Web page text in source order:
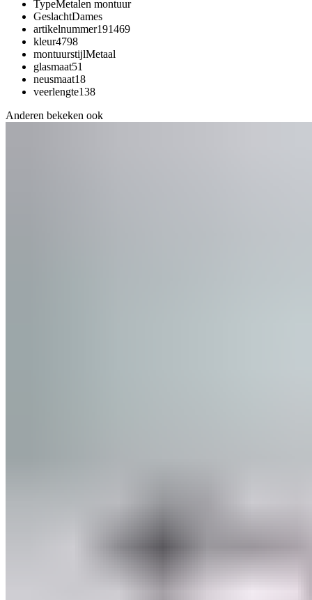
TypeMetalen montuur
GeslachtDames
artikelnummer191469
kleur4798
montuurstijlMetaal
glasmaat51
neusmaat18
veerlengte138
Anderen bekeken ook